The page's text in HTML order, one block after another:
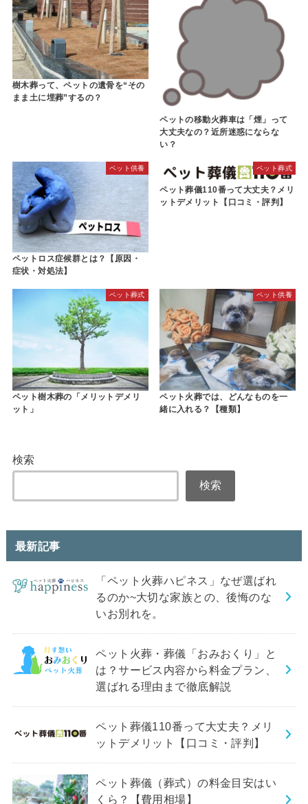
樹木葬って、ペットの遺骨を“その
まま土に埋葬”するの？
ペットの移動火葬車は「煙」って
大丈夫なの？近所迷惑にならな
い？
ペット供養
ペットロス症候群とは？【原因・
症状・対処法】
ペット葬式
ペット葬儀110番って大丈夫？メリ
ットデメリット【口コミ・評判】
ペット葬式
ペット樹木葬の「メリットデメリ
ット」
ペット供養
ペット火葬では、どんなものを一
緒に入れる？【種類】
検索
検索
最新記事
「ペット火葬ハピネス」なぜ選ばれ
るのか~大切な家族との、後悔のな
いお別れを。
ペット火葬・葬儀「おみおくり」と
は？サービス内容から料金プラン、
選ばれる理由まで徹底解説
ペット葬儀110番って大丈夫？メリ
ットデメリット【口コミ・評判】
ペット葬儀（葬式）の料金目安はい
くら？【費用相場】